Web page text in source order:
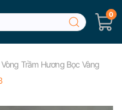
0
Vòng Trầm Hương Bọc Vàng